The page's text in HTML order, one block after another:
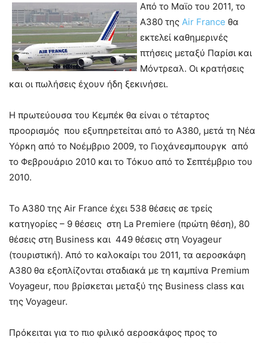
Από το Μαϊο του 2011, το
A380 της Air France θα
εκτελεί καθημερινές
πτήσεις μεταξύ Παρίσι και
Μόντρεαλ. Οι κρατήσεις
και οι πωλήσεις έχουν ήδη ξεκινήσει.
Η πρωτεύουσα του Κεμπέκ θα είναι ο τέταρτος
προορισμός που εξυπηρετείται από το A380, μετά τη Νέα
Υόρκη από το Νοέμβριο 2009, το Γιοχάνεσμπουργκ από
το Φεβρουάριο 2010 και το Τόκυο από το Σεπτέμβριο του
2010.
Το Α380 της Air France έχει 538 θέσεις σε τρείς
κατηγορίες – 9 θέσεις στη La Premiere (πρώτη θέση), 80
θέσεις στη Business και 449 θέσεις στη Voyageur
(τουριστική). Από το καλοκαίρι του 2011, τα αεροσκάφη
Α380 θα εξοπλίζονται σταδιακά με τη καμπίνα Premium
Voyageur, που βρίσκεται μεταξύ της Business class και
της Voyageur.
Πρόκειται για το πιο φιλικό αεροσκάφος προς το